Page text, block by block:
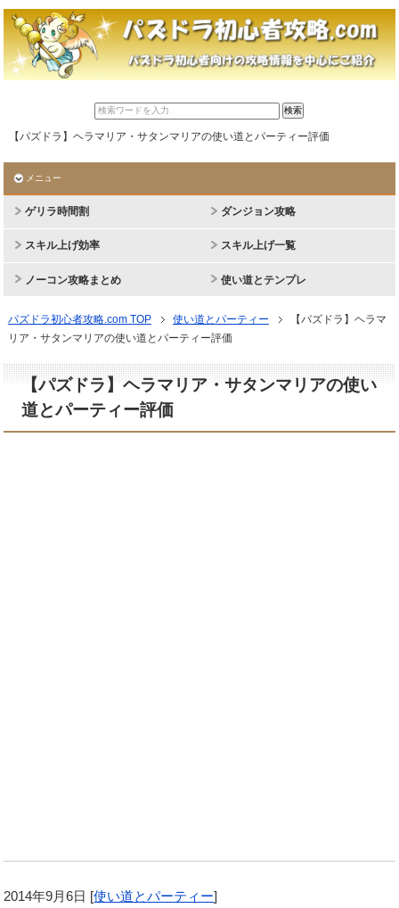
【パズドラ】ヘラマリア・サタンマリアの使い道とパーティー評価
メニュー
ゲリラ時間割 ダンジョン攻略
スキル上げ効率 スキル上げ一覧
ノーコン攻略まとめ 使い道とテンプレ
パズドラ初心者攻略.com TOP 使い道とパーティー
【パズドラ】ヘラマ
リア・サタンマリアの使い道とパーティー評価
【パズドラ】ヘラマリア・サタンマリアの使い
道とパーティー評価
2014年9月6日 [使い道とパーティー]